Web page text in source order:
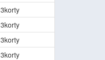
3korty
3korty
3korty
3korty